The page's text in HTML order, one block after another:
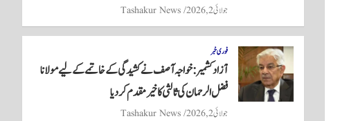
جولائی 2, 2026 Tashakur News
فوری خبر
آزاد کشمیر: خواجہ آصف نے کشیدگی کے خاتمے کے لیے مولانا
فضل الرحمان کی ثالثی کا خیرمقدم کر دیا
جولائی 2, 2026 Tashakur News